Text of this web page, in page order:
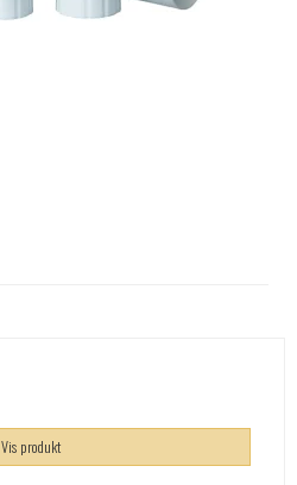
Vis produkt